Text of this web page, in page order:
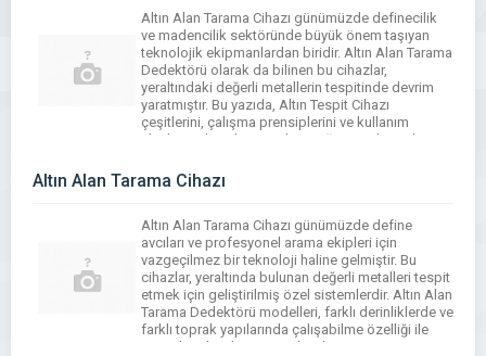
Altın Alan Tarama Cihazı günümüzde definecilik
ve madencilik sektöründe büyük önem taşıyan
teknolojik ekipmanlardan biridir. Altın Alan Tarama
Dedektörü olarak da bilinen bu cihazlar,
yeraltındaki değerli metallerin tespitinde devrim
yaratmıştır. Bu yazıda, Altın Tespit Cihazı
çeşitlerini, çalışma prensiplerini ve kullanım
alanlarını detaylıca inceleyeceğiz. Modern Altın
hassasiyet açısından sürekli gelişmektedir. […]
Altın Alan Tarama Cihazı
Altın Alan Tarama Cihazı günümüzde define
avcıları ve profesyonel arama ekipleri için
vazgeçilmez bir teknoloji haline gelmiştir. Bu
cihazlar, yeraltında bulunan değerli metalleri tespit
etmek için geliştirilmiş özel sistemlerdir. Altın Alan
Tarama Dedektörü modelleri, farklı derinliklerde ve
farklı toprak yapılarında çalışabilme özelliği ile
öne çıkmaktadır. Bu yazıda, altın arama